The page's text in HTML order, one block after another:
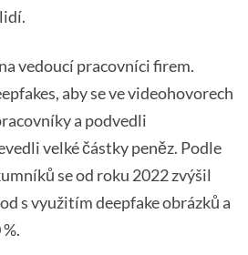
vedoucí pracovníci firem.
aby se ve videohovorech
a podvedli
velké částky peněz. Podle
se od roku 2022 zvýšil
s využitím deepfake obrázků a